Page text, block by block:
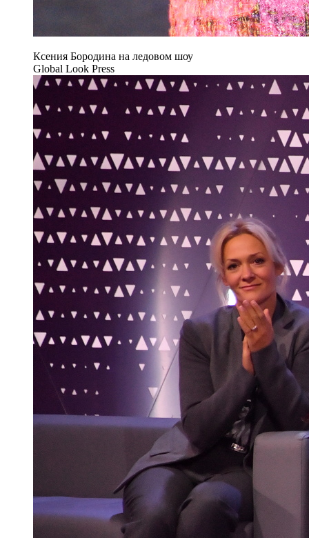
Ксения Бородина на ледовом шоу
Global Look Press